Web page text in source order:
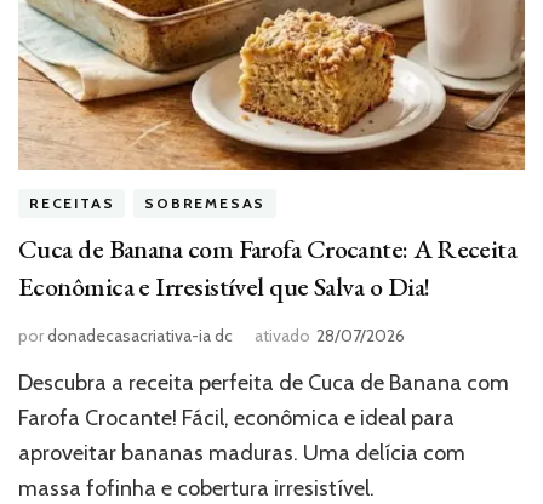
RECEITAS SOBREMESAS
Cuca de Banana com Farofa Crocante: A Receita
Econômica e Irresistível que Salva o Dia!
pordonadecasacriativa-ia dc ativado 28/07/2026
Descubra a receita perfeita de Cuca de Banana com
Farofa Crocante! Fácil, econômica e ideal para
aproveitar bananas maduras. Uma delícia com
massa fofinha e cobertura irresistível.